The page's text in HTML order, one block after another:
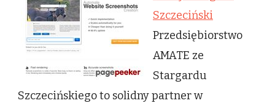
Szczeciński
Przedsiębiorstwo
AMATE ze
Stargardu
Szczecińskiego to solidny partner w